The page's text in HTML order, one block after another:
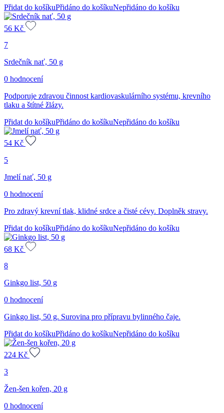
Přidat do košíkuPřidáno do košíkuNepřidáno do košíku
56 Kč
7
Srdečník nať, 50 g
0 hodnocení
Podporuje zdravou činnost kardiovaskulárního systému, krevního
tlaku a štítné žlázy.
Přidat do košíkuPřidáno do košíkuNepřidáno do košíku
54 Kč
5
Jmelí nať, 50 g
0 hodnocení
Pro zdravý krevní tlak, klidné srdce a čisté cévy. Doplněk stravy.
Přidat do košíkuPřidáno do košíkuNepřidáno do košíku
68 Kč
8
Ginkgo list, 50 g
0 hodnocení
Ginkgo list, 50 g. Surovina pro přípravu bylinného čaje.
Přidat do košíkuPřidáno do košíkuNepřidáno do košíku
224 Kč
3
Žen-šen kořen, 20 g
0 hodnocení